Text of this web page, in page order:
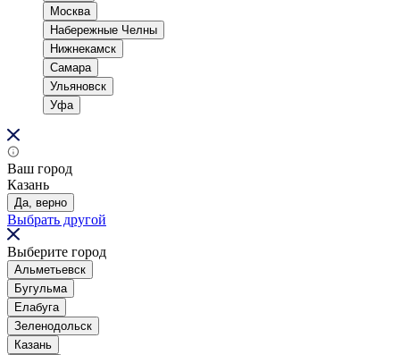
Москва
Набережные Челны
Нижнекамск
Самара
Ульяновск
Уфа
Ваш город
Казань
Да, верно
Выбрать другой
Выберите город
Альметьевск
Бугульма
Елабуга
Зеленодольск
Казань